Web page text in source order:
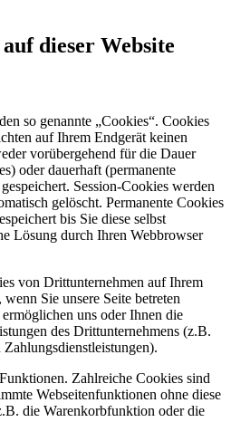
dieser Website
so genannte „Cookies“. Cookies
auf Ihrem Endgerät keinen
vorübergehend für die Dauer
oder dauerhaft (permanente
Session-Cookies werden
gelöscht. Permanente Cookies
bis Sie diese selbst
Lösung durch Ihren Webbrowser
von Drittunternehmen auf Ihrem
Sie unsere Seite betreten
uns oder Ihnen die
des Drittunternehmens (z.B.
Zahlreiche Cookies sind
Webseitenfunktionen ohne diese
die Warenkorbfunktion oder die